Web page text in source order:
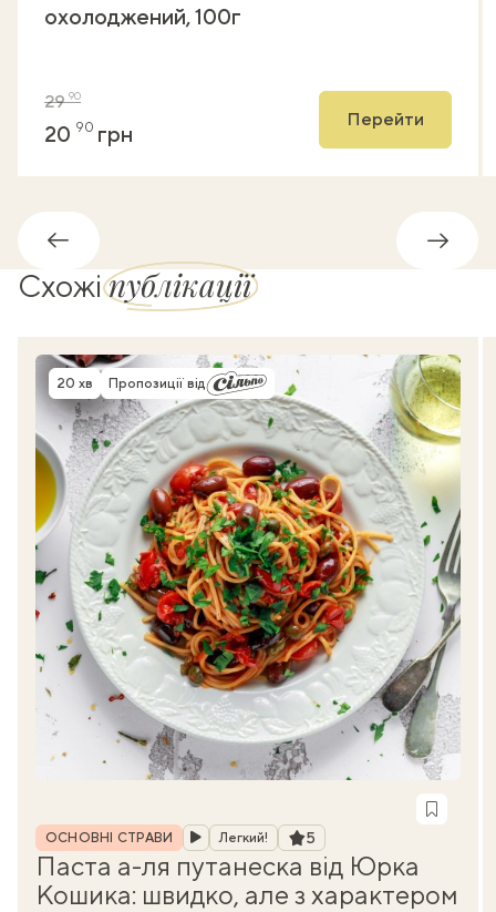
охолоджений, 100г
2990
20 90 грн
Перейти
Назад
Схожіпублікації
Час приготування
20 хв Пропозиції від
Рубрика
ОСНОВНІ СТРАВИ Легкий! Рейтинг
5
Паста а-ля путанеска від Юрка
Кошика: швидко, але з характером